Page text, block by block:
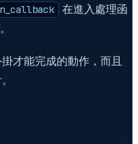
在進入處理函
才能完成的動作，而且